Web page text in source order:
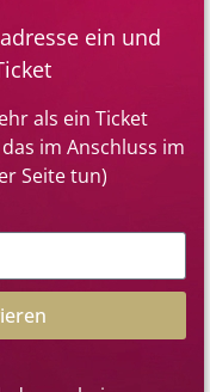
ein und
als ein Ticket
im Anschluss im
Seite tun)